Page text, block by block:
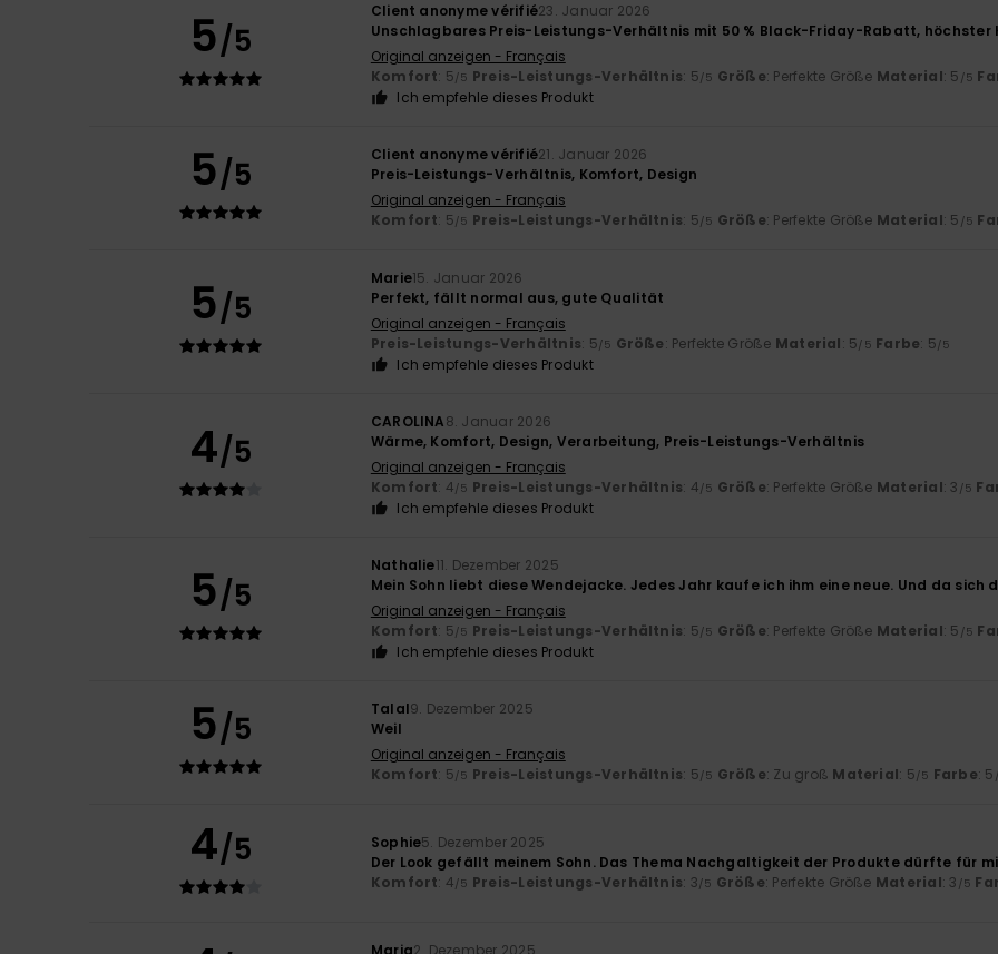
5/5
Client anonyme vérifié23. Januar 2026
Unschlagbares Preis-Leistungs-Verhältnis mit 50 % Black-Friday-Rabatt, höchster
Original anzeigen - Français
Komfort: 5/5 Preis-Leistungs-Verhältnis: 5/5 Größe: Perfekte Größe Material: 5 /5
Ich empfehle dieses Produkt
5/5 Client anonyme vérifié21. Januar 2026
Preis-Leistungs-Verhältnis, Komfort, Design
Original anzeigen - Français
Komfort: 5/5 Preis-Leistungs-Verhältnis: 5/5 Größe: Perfekte Größe Material: 5 /5
5/5
Marie15. Januar 2026
Perfekt, fällt normal aus, gute Qualität
Original anzeigen - Français
Preis-Leistungs-Verhältnis: 5/5 Größe: Perfekte Größe Material: 5/5 Farbe: 5/5
Ich empfehle dieses Produkt
4/5
CAROLINA8. Januar 2026
Wärme, Komfort, Design, Verarbeitung, Preis-Leistungs-Verhältnis
Original anzeigen - Français
Komfort: 4/5 Preis-Leistungs-Verhältnis: 4/5 Größe: Perfekte Größe Material: 3 /5
Ich empfehle dieses Produkt
5/5
Nathalie11. Dezember 2025
Mein Sohn liebt diese Wendejacke. Jedes Jahr kaufe ich ihm eine neue. Und da
Original anzeigen - Français
Komfort: 5/5 Preis-Leistungs-Verhältnis: 5/5 Größe: Perfekte Größe Material: 5 /5
Ich empfehle dieses Produkt
5/5 Talal9. Dezember 2025
Weil
Original anzeigen - Français
Komfort: 5/5 Preis-Leistungs-Verhältnis: 5/5 Größe: Zu groß Material: 5/5 Farbe: 5
4/5 Sophie5. Dezember 2025
Der Look gefällt meinem Sohn. Das Thema Nachgaltigkeit der Produkte dürfte für
Komfort: 4/5 Preis-Leistungs-Verhältnis: 3/5 Größe: Perfekte Größe Material: 3 /5